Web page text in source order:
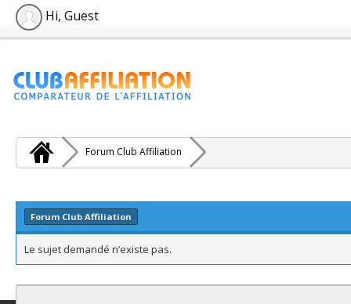
Hi, Guest
Forum Club Affiliation
Forum Club Affiliation
Le sujet demandé n’existe pas.